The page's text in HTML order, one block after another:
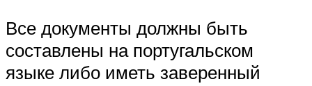
Все документы должны быть
составлены на португальском
языке либо иметь заверенный